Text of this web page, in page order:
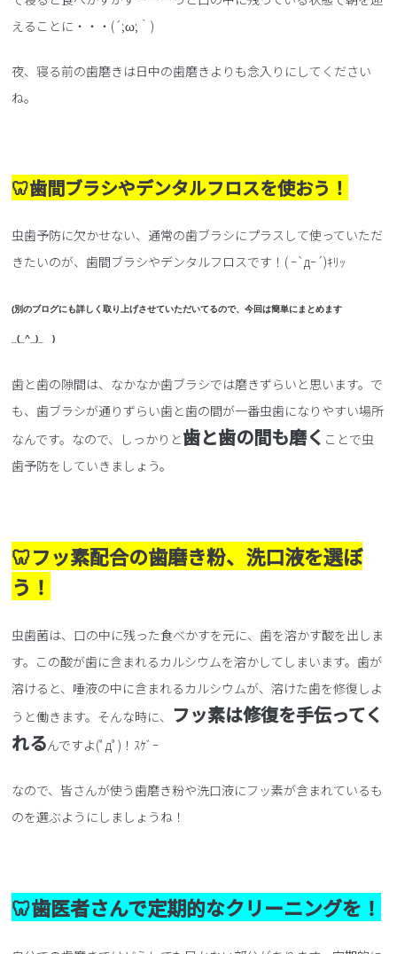
えることに・・・(´;ω;｀)
夜、寝る前の歯磨きは日中の歯磨きよりも念入りにしてください
ね。
🦷歯間ブラシやデンタルフロスを使おう！
虫歯予防に欠かせない、通常の歯ブラシにプラスして使っていただ
きたいのが、歯間ブラシやデンタルフロスです！( ｰ`дｰ´)ｷﾘｯ
(別のブログにも詳しく取り上げさせていただいてるので、今回は簡単にまとめます
_(_^_)_ )
歯と歯の隙間は、なかなか歯ブラシでは磨きずらいと思います。で
も、歯ブラシが通りずらい歯と歯の間が一番虫歯になりやすい場所
なんです。なので、しっかりと歯と歯の間も磨く ことで虫
歯予防をしていきましょう。
🦷フッ素配合の歯磨き粉、洗口液を選ぼ
う！
虫歯菌は、口の中に残った食べかすを元に、歯を溶かす酸を出しま
す。この酸が歯に含まれるカルシウムを溶かしてしまいます。歯が
溶けると、唾液の中に含まれるカルシウムが、溶けた歯を修復しよ
うと働きます。そんな時に、 フッ素は修復を手伝ってく
れるんですよ(ﾟдﾟ)！ｽｹﾞｰ
なので、皆さんが使う歯磨き粉や洗口液にフッ素が含まれているも
のを選ぶようにしましょうね！
🦷歯医者さんで定期的なクリーニングを！